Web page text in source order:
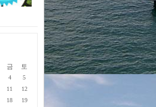
금 토
4
5
11
12
18
19